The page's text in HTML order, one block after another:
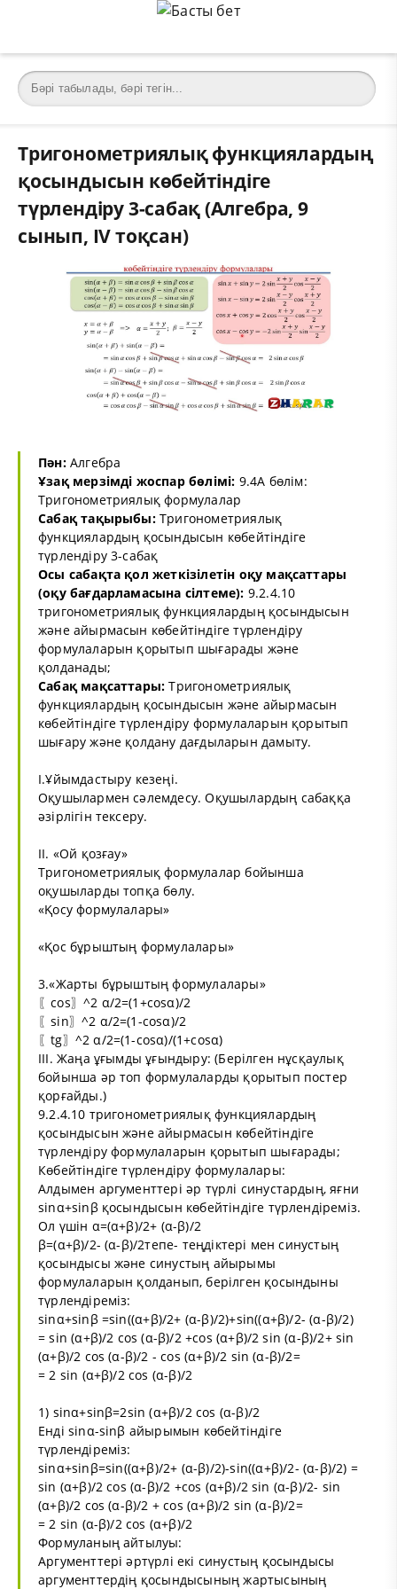
Тригонометриялық функциялардың
қосындысын көбейтіндіге
түрлендіру 3-сабақ (Алгебра, 9
сынып, IV тоқсан)
Пән:Алгебра
Ұзақ мерзімді жоспар бөлімі: 9.4А бөлім:
Тригонометриялық формулалар
Сабақ тақырыбы:Тригонометриялық
функциялардың қосындысын көбейтіндіге
түрлендіру 3-сабақ
Осы сабақта қол жеткізілетін оқу мақсаттары
(оқу бағдарламасына сілтеме): 9.2.4.10
тригонометриялық функциялардың қосындысын
және айырмасын көбейтіндіге түрлендіру
формулаларын қорытып шығарады және
қолданады;
Сабақ мақсаттары: Тригонометриялық
функциялардың қосындысын және айырмасын
көбейтіндіге түрлендіру формулаларын қорытып
шығару және қолдану дағдыларын дамыту.
I.Ұйымдастыру кезеңі.
Оқушылармен сәлемдесу. Оқушылардың сабаққа
әзірлігін тексеру.
ІІ. «Ой қозғау»
Тригонометриялық формулалар бойынша
оқушыларды топқа бөлу.
«Қосу формулалары»
«Қос бұрыштың формулалары»
3.«Жарты бұрыштың формулалары»
〖cos〗^2 α/2=(1+cosα)/2
〖sin〗^2 α/2=(1-cosα)/2
〖tg〗^2 α/2=(1-cosα)/(1+cosα)
ІІІ. Жаңа ұғымды ұғындыру: (Берілген нұсқаулық
бойынша әр топ формулаларды қорытып постер
қорғайды.)
9.2.4.10 тригонометриялық функциялардың
қосындысын және айырмасын көбейтіндіге
түрлендіру формулаларын қорытып шығарады;
Көбейтіндіге түрлендіру формулалары:
Алдымен аргументтері әр түрлі синустардың, яғни
sinα+sinβ қосындысын көбейтіндіге түрлендіреміз.
Ол үшін α=(α+β)/2+ (α-β)/2
β=(α+β)/2- (α-β)/2тепе- теңдіктері мен синустың
қосындысы және синустың айырымы
формулаларын қолданып, берілген қосындыны
түрлендіреміз:
sinα+sinβ =sin⁡((α+β)/2+ (α-β)/2)+sin⁡((α+β)/2- (α-β)/2)
= sin (α+β)/2 cos (α-β)/2 +cos (α+β)/2 sin (α-β)/2+ sin
(α+β)/2 cos (α-β)/2 - cos (α+β)/2 sin (α-β)/2=
= 2 sin (α+β)/2 cos (α-β)/2
1) sinα+sinβ=2sin (α+β)/2 cos (α-β)/2
Енді sinα-sinβ айырымын көбейтіндіге
түрлендіреміз:
sinα+sinβ=sin⁡((α+β)/2+ (α-β)/2)-sin⁡((α+β)/2- (α-β)/2) =
sin (α+β)/2 cos (α-β)/2 +cos (α+β)/2 sin (α-β)/2- sin
(α+β)/2 cos (α-β)/2 + cos (α+β)/2 sin (α-β)/2=
= 2 sin (α-β)/2 cos (α+β)/2
Формуланың айтылуы:
Аргументтері әртүрлі екі синустың қосындысы
аргументтердің қосындысының жартысының